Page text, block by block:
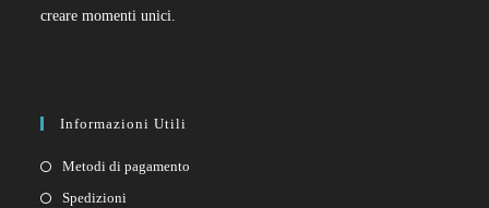
creare momenti unici.
Informazioni Utili
Metodi di pagamento
Spedizioni